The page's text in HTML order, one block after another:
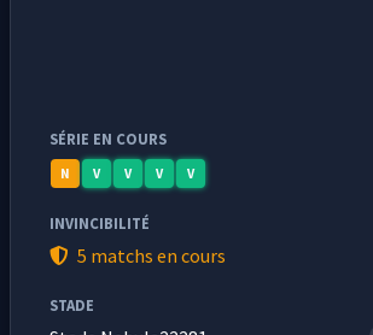
SÉRIE EN COURS
N V V V V
INVINCIBILITÉ
5 matchs en cours
STADE